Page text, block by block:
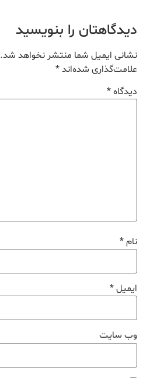
دیدگاهتان را بنویسید
نشانی ایمیل شما منتشر نخواهد شد.
علامت‌گذاری شده‌اند*
دیدگاه*
نام*
ایمیل*
وب‌ سایت